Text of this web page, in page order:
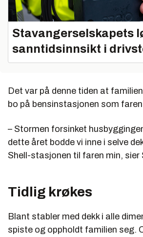
Stavangerselskapets
sanntidsinnsikt i
Det var på denne tiden at
bo på bensinstasjonen som
– Stormen forsinket
dette året bodde vi inne i selve
Shell-stasjonen til faren min, sier
Tidlig krøkes
Blant stabler med dekk i alle
spiste og oppholdt familien seg.